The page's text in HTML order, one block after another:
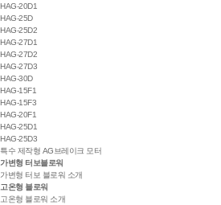
HAG-20D1
HAG-25D
HAG-25D2
HAG-27D1
HAG-27D2
HAG-27D3
HAG-30D
HAG-15F1
HAG-15F3
HAG-20F1
HAG-25D1
HAG-25D3
특수 제작형 AG브레이크 모터
가변형 터보블로워
가변형 터보 블로워 소개
고온형 블로워
고온형 블로워 소개